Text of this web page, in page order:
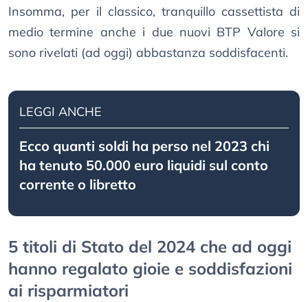
Insomma, per il classico, tranquillo cassettista di
medio termine anche i due nuovi BTP Valore si
sono rivelati (ad oggi) abbastanza soddisfacenti.
LEGGI ANCHE
Ecco quanti soldi ha perso nel 2023 chi
ha tenuto 50.000 euro liquidi sul conto
corrente o libretto
5 titoli di Stato del 2024 che ad oggi
hanno regalato gioie e soddisfazioni
ai risparmiatori